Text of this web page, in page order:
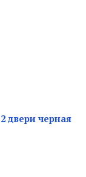
двери черная